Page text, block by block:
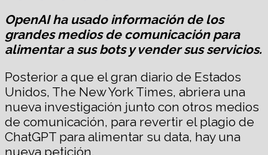
OpenAI ha usado información de los
grandes medios de comunicación para
alimentar a sus bots y vender sus servicios.
Posterior a que el gran diario de Estados
Unidos, The New York Times, abriera una
nueva investigación junto con otros medios
de comunicación, para revertir el plagio de
ChatGPT para alimentar su data, hay una
nueva petición.